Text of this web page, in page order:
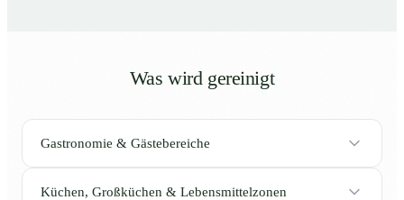
Was wird gereinigt
Gastronomie & Gästebereiche
Küchen, Großküchen & Lebensmittelzonen